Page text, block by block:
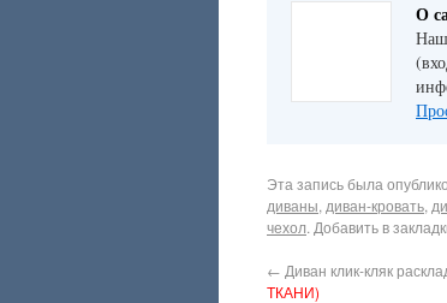
О
Эта запись была
диваны, диван-кровать,
чехол. Добавить в
← Диван клик-кляк
ТКАНИ)